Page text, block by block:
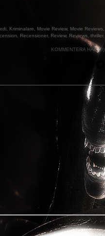
Kriminalare Movie Review, Movie Reviews
Recensioner, Review, Reviews thriller.
KOMMENTERA HÄR (0)